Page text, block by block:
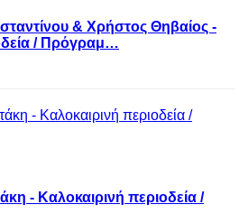
& Χρήστος Θηβαίος -
/ Πρόγραμ…
- Καλοκαιρινή περιοδεία /